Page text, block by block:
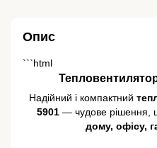
Опис
```html
Надійний і компактний
5901— чудове рішення,
дому, офісу,